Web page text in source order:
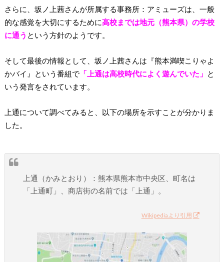
さらに、坂ノ上茜さんが所属する事務所：アミューズは、一般
的な感覚を大切にするために高校までは地元（熊本県）の学校
に通う という方針のようです。
そして最後の情報として、坂ノ上茜さんは『熊本満喫こりゃよ
かバイ』という番組で「上通は高校時代によく遊んでいた」 と
いう発言をされています。
上通について調べてみると、以下の場所を示すことが分かりま
した。
上通（かみとおり）：熊本県熊本市中央区、町名は
「上通町」、商店街の名前では「上通」。
Wikipediaより引用